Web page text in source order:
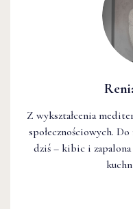
Z wykształcenia
społecznościowych.
dziś – kibic i